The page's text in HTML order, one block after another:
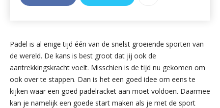
Padel is al enige tijd één van de snelst groeiende sporten van
de wereld. De kans is best groot dat jij ook de
aantrekkingskracht voelt. Misschien is de tijd nu gekomen om
ook over te stappen. Dan is het een goed idee om eens te
kijken waar een goed padelracket aan moet voldoen. Daarmee
kan je namelijk een goede start maken als je met de sport